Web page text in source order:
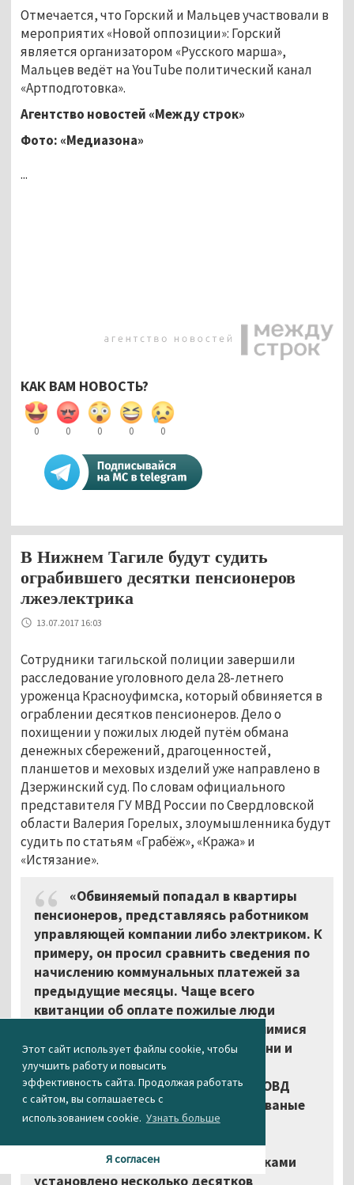
Этот сайт использует файлы cookie, чтобы
улучшить работу и повысить
эффективность сайта. Продолжая работать
с сайтом, вы соглашаетесь с
использованием cookie. Узнать больше
Я согласен
Отмечается, что Горский и Мальцев участвовали в
мероприятих «Новой оппозиции»: Горский
является организатором «Русского марша»,
Мальцев ведёт на YouTube политический канал
«Артподготовка».
Агентство новостей «Между строк»
Фото: «Медиазона»
...
КАК ВАМ НОВОСТЬ?
0 0 0 0 0
В Нижнем Тагиле будут судить
ограбившего десятки пенсионеров
лжеэлектрика
13.07.2017 16:03
Сотрудники тагильской полиции завершили
расследование уголовного дела 28-летнего
уроженца Красноуфимска, который обвиняется в
ограблении десятков пенсионеров. Дело о
похищении у пожилых людей путём обмана
денежных сбережений, драгоценностей,
планшетов и меховых изделий уже направлено в
Дзержинский суд. По словам официального
представителя ГУ МВД России по Свердловской
области Валерия Горелых, злоумышленника будут
судить по статьям «Грабёж», «Кража» и
«Истязание».
«Обвиняемый попадал в квартиры
пенсионеров, представляясь работником
управляющей компании либо электриком. К
примеру, он просил сравнить сведения по
начислению коммунальных платежей за
предыдущие месяцы. Чаще всего
квитанции об оплате пожилые люди
хранили рядом с деньгами и имевшимися
золотыми украшениями, поэтому они и
становились лёгкой добычей
лжекоммунальщиков. Кроме того, ОВД
установлен ряд случаев, когда незваные
гости шли на открытое воровство,
пользуясь беспомощностью людей
преклонного возраста. Всего сыщиками
установлено несколько десятков